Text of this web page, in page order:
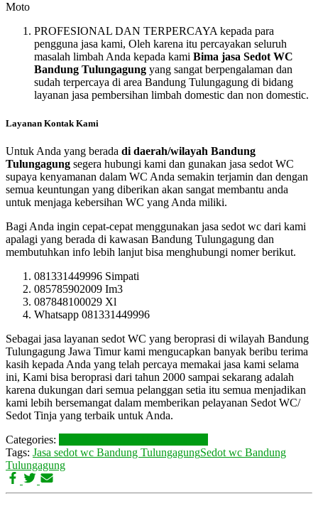
Moto
PROFESIONAL DAN TERPERCAYA kepada para
pengguna jasa kami, Oleh karena itu percayakan seluruh
masalah limbah Anda kepada kami Bima jasa Sedot WC
Bandung Tulungagung yang sangat berpengalaman dan
sudah terpercaya di area Bandung Tulungagung di bidang
layanan jasa pembersihan limbah domestic dan non domestic.
Layanan Kontak Kami
Untuk Anda yang berada di daerah/wilayah Bandung
Tulungagung segera hubungi kami dan gunakan jasa sedot WC
supaya kenyamanan dalam WC Anda semakin terjamin dan dengan
semua keuntungan yang diberikan akan sangat membantu anda
untuk menjaga kebersihan WC yang Anda miliki.
Bagi Anda ingin cepat-cepat menggunakan jasa sedot wc dari kami
apalagi yang berada di kawasan Bandung Tulungagung dan
membutuhkan info lebih lanjut bisa menghubungi nomer berikut.
081331449996 Simpati
085785902009 Im3
087848100029 Xl
Whatsapp 081331449996
Sebagai jasa layanan sedot WC yang beroprasi di wilayah Bandung
Tulungagung Jawa Timur kami mengucapkan banyak beribu terima
kasih kepada Anda yang telah percaya memakai jasa kami selama
ini, Kami bisa beroprasi dari tahun 2000 sampai sekarang adalah
karena dukungan dari semua pelanggan setia itu semua menjadikan
kami lebih bersemangat dalam memberikan pelayanan Sedot WC/
Sedot Tinja yang terbaik untuk Anda.
Categories:
Tags: Jasa sedot wc Bandung TulungagungSedot wc Bandung
Tulungagung